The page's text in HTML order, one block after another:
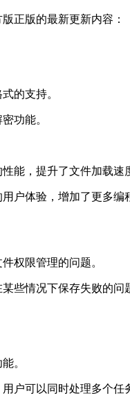
正版的最新更新内容：
的支持。
功能。
能，提升了文件加载速
户体验，增加了更多编
权限管理的问题。
些情况下保存失败的问
。
户可以同时处理多个任